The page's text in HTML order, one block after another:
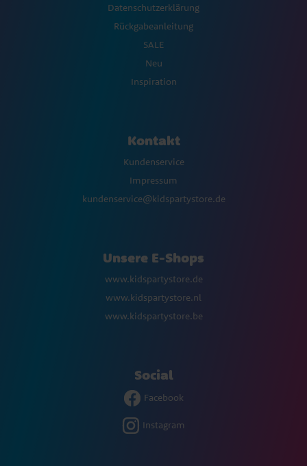
Datenschutzerklärung
Rückgabeanleitung
SALE
Neu
Inspiration
Kontakt
Kundenservice
Impressum
kundenservice@kidspartystore.de
Unsere E-Shops
www.kidspartystore.de
www.kidspartystore.nl
www.kidspartystore.be
Social
Facebook
Instagram